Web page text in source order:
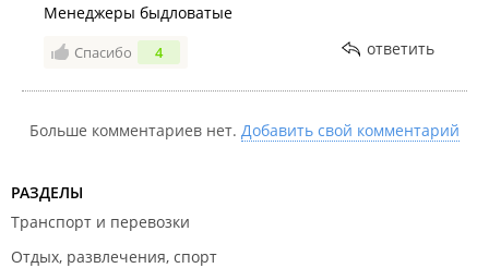
Менеджеры быдловатые
Спасибо 4 ответить
Больше комментариев нет. Добавить свой комментарий
РАЗДЕЛЫ
Транспорт и перевозки
Отдых, развлечения, спорт